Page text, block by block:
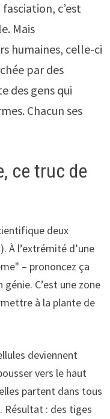
c’est
Mais
humaines, celle-ci
par des
des gens qui
Chacun ses
ce truc de
deux
À l’extrémité d’une
– prononcez ça
C’est une zone
à la plante de
deviennent
vers le haut
partent dans tous
Résultat : des tiges